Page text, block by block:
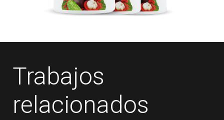
Trabajos
relacionados